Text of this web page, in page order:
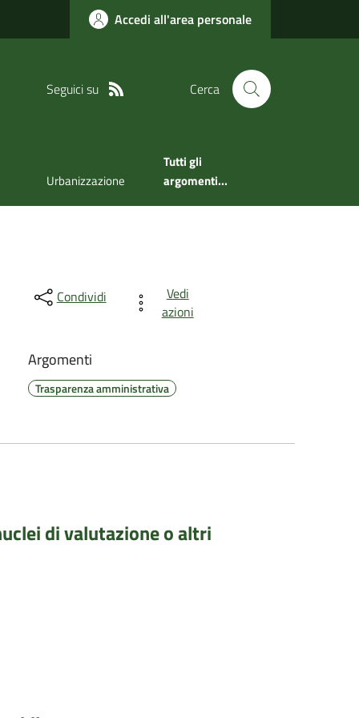
Accedi all'area personale
Seguici su Cerca
Urbanizzazione
Tutti gli
argomenti...
Condividi
Vedi
azioni
Argomenti
Trasparenza amministrativa
di valutazione o altri